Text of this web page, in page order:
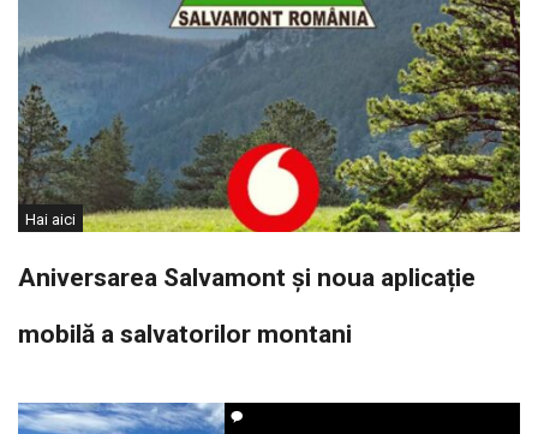
Hai aici
Aniversarea Salvamont și noua aplicație
mobilă a salvatorilor montani